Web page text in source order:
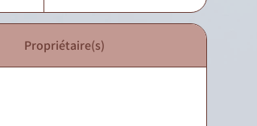
Propriétaire(s)